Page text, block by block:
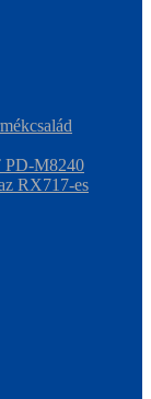
M8240
RX717-es